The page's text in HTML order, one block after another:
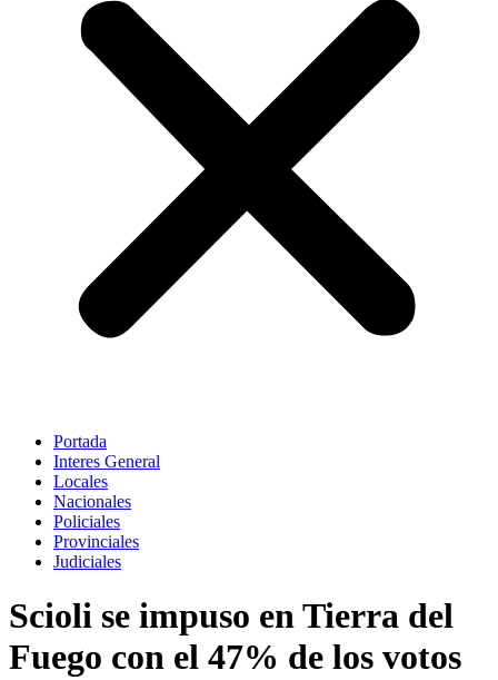
Portada
Interes General
Locales
Nacionales
Policiales
Provinciales
Judiciales
Scioli se impuso en Tierra del
Fuego con el 47% de los votos